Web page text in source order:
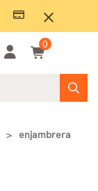
close
0
enjambrera